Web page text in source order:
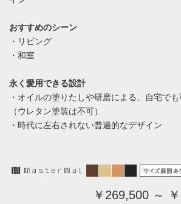
おすすめのシーン
・リビング
・和室
永く愛用できる設計
・オイルの塗りたしや研磨による、自宅で
（ウレタン塗装は不可）
・時代に左右されない普遍的なデザイン
￥269,500 ～